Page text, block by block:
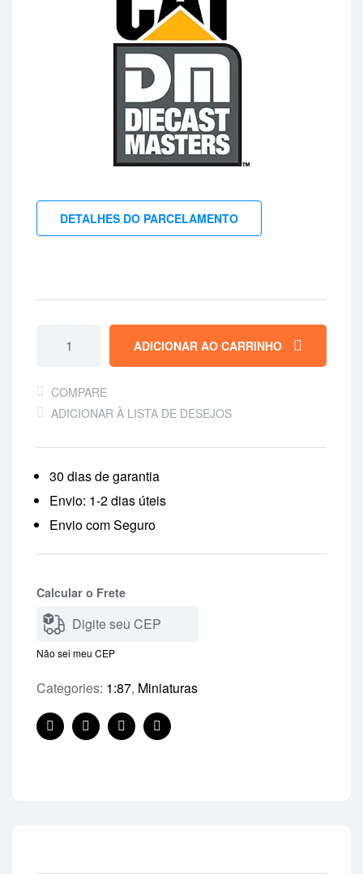
DETALHES DO PARCELAMENTO
ADICIONAR AO CARRINHO
COMPARE
ADICIONAR À LISTA DE DESEJOS
30 dias de garantia
Envio: 1-2 dias úteis
Envio com Seguro
Calcular o Frete
Não sei meu CEP
Categories: 1:87, Miniaturas
FacebookTwitterLinkedinPinterest